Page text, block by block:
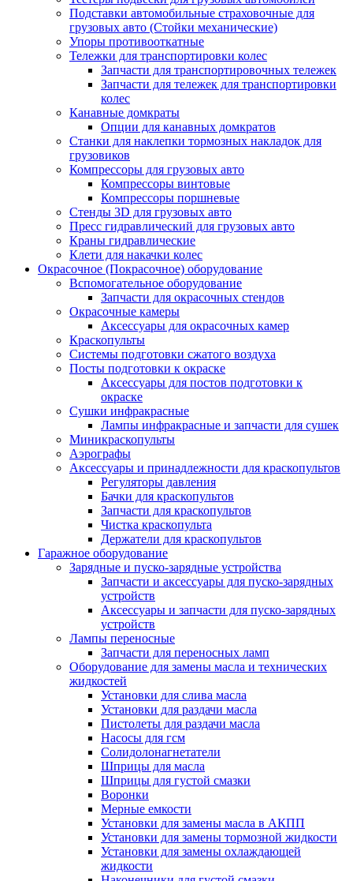
Подставки автомобильные страховочные для
грузовых авто (Стойки механические)
Упоры противооткатные
Тележки для транспортировки колес
Запчасти для транспортировочных тележек
Запчасти для тележек для транспортировки
колес
Канавные домкраты
Опции для канавных домкратов
Станки для наклепки тормозных накладок для
грузовиков
Компрессоры для грузовых авто
Компрессоры винтовые
Компрессоры поршневые
Стенды 3D для грузовых авто
Пресс гидравлический для грузовых авто
Краны гидравлические
Клети для накачки колес
Окрасочное (Покрасочное) оборудование
Вспомогательное оборудование
Запчасти для окрасочных стендов
Окрасочные камеры
Аксессуары для окрасочных камер
Краскопульты
Системы подготовки сжатого воздуха
Посты подготовки к окраске
Аксессуары для постов подготовки к
окраске
Сушки инфракрасные
Лампы инфракрасные и запчасти для сушек
Миникраскопульты
Аэрографы
Аксессуары и принадлежности для краскопультов
Регуляторы давления
Бачки для краскопультов
Запчасти для краскопультов
Чистка краскопульта
Держатели для краскопультов
Гаражное оборудование
Зарядные и пуско-зарядные устройства
Запчасти и аксессуары для пуско-зарядных
устройств
Аксессуары и запчасти для пуско-зарядных
устройств
Лампы переносные
Запчасти для переносных ламп
Оборудование для замены масла и технических
жидкостей
Установки для слива масла
Установки для раздачи масла
Пистолеты для раздачи масла
Насосы для гсм
Солидолонагнетатели
Шприцы для масла
Шприцы для густой смазки
Воронки
Мерные емкости
Установки для замены масла в АКПП
Установки для замены тормозной жидкости
Установки для замены охлаждающей
жидкости